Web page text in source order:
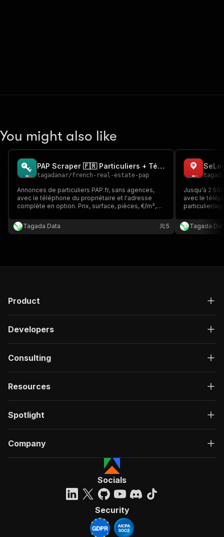
You might also like
PAP Scraper 🇫🇷 Particuliers + Téléphone du Propriétaire
tagadanar/french-real-estate-pap
Annonces de particuliers PAP.fr, sans agences,
avec le téléphone du propriétaire et l'adresse
complète en option. Prix, surface, pièces, €/m²,
annonces. Idéal pour la pige immobilière, la
prospection et les agents IA (API + MCP).
Tagada Data 5
Jusqu'à 2
avec le
particulier/
sont
Tagada
Product
Developers
Consulting
Resources
Spotlight
Company
Socials
Security